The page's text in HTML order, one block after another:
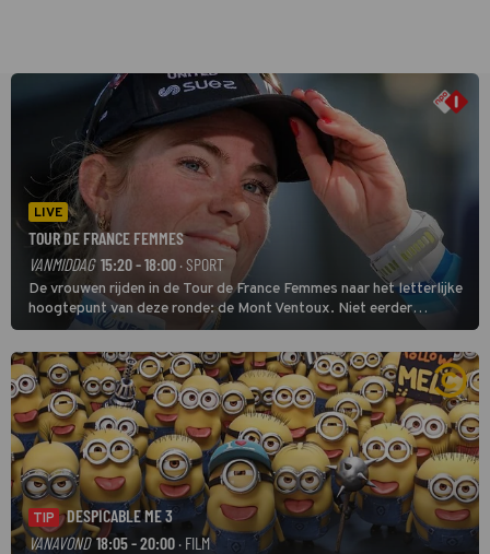
LIVE
TOUR DE FRANCE FEMMES
VANMIDDAG 15:20 - 18:00 · SPORT
De vrouwen rijden in de Tour de France Femmes naar het letterlijke
hoogtepunt van deze ronde: de Mont Ventoux. Niet eerder
finishten de vrouwen voor deze koers op deze kale col uit de
buitencategorie. De aanloop naar de slotklim is vlak.
TIP
DESPICABLE ME 3
VANAVOND 18:05 - 20:00· FILM